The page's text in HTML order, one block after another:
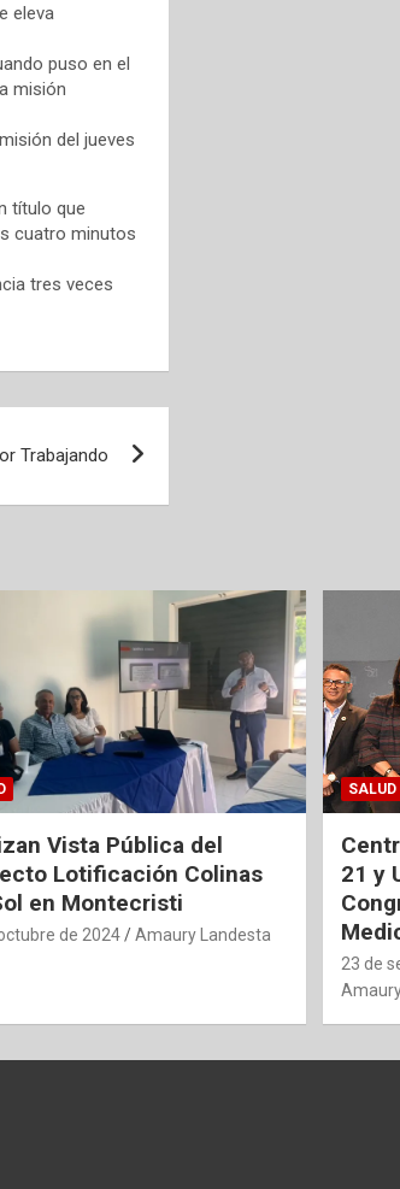
eleva
puso en el
misión
del jueves
título que
cuatro minutos
tres veces
Trabajando
Vista Pública del
Lotificación Colinas
en Montecristi
de 2024 Amaury Landesta
SALUD
21 y
23 de